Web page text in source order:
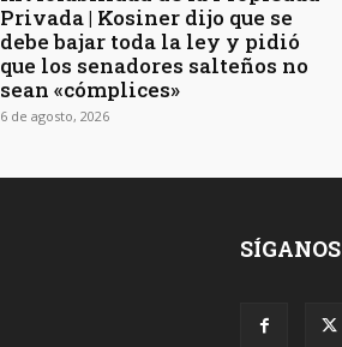
Privada | Kosiner dijo que se
debe bajar toda la ley y pidió
que los senadores salteños no
sean «cómplices»
6 de agosto, 2026
SÍGANOS